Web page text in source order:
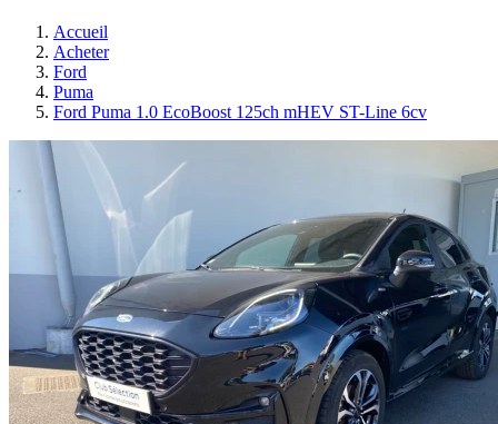
Accueil
Acheter
Ford
Puma
Ford Puma 1.0 EcoBoost 125ch mHEV ST-Line 6cv